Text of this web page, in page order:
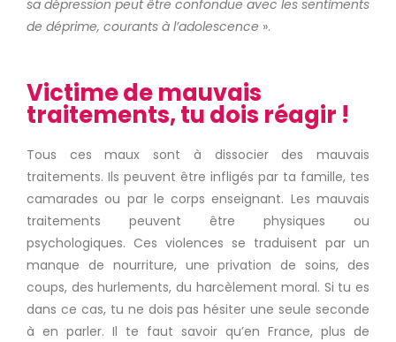
sa dépression peut être confondue avec les sentiments
de déprime, courants à l’adolescence ».
Victime de mauvais
traitements, tu dois réagir !
Tous ces maux sont à dissocier des mauvais
traitements. Ils peuvent être infligés par ta famille, tes
camarades ou par le corps enseignant. Les mauvais
traitements peuvent être physiques ou
psychologiques. Ces violences se traduisent par un
manque de nourriture, une privation de soins, des
coups, des hurlements, du harcèlement moral. Si tu es
dans ce cas, tu ne dois pas hésiter une seule seconde
à en parler. Il te faut savoir qu’en France, plus de